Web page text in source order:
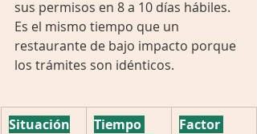
sus permisos en 8 a 10 días hábiles.
Es el mismo tiempo que un
restaurante de bajo impacto porque
los trámites son idénticos.
Situación
Tiempo
Factor